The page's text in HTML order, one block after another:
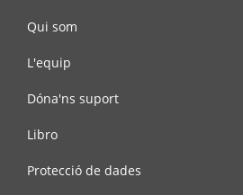
Qui som
L'equip
Dóna'ns suport
Libro
Protecció de dades